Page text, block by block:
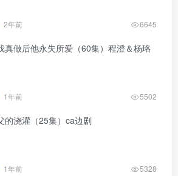
2年前 6645
真做后他永失所爱（60集）程澄＆杨珞
1年前 5502
的浇灌（25集）ca边剧
1年前 5328